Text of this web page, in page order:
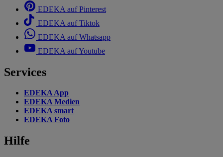
EDEKA auf Pinterest
EDEKA auf Tiktok
EDEKA auf Whatsapp
EDEKA auf Youtube
Services
EDEKA App
EDEKA Medien
EDEKA smart
EDEKA Foto
Hilfe